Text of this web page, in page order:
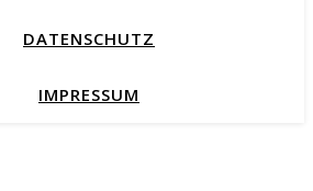
DATENSCHUTZ
IMPRESSUM